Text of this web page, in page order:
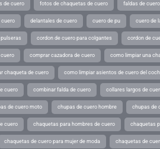
de cuero fotos de chaquetas de cuero faldas de
cuero delantales de cuero cuero de pu cuero de
cordon de cuero para colgantes cordon de
comprar cazadora de cuero como limpiar una
chaqueta de cuero como limpiar asientos de cuero del
cuero combinar falda de cuero collares largos de
de cuero moto chupas de cuero hombre chupas de
cuero chaquetas para hombres de cuero chaquetas
chaquetas de cuero para mujer de moda chaquetas de